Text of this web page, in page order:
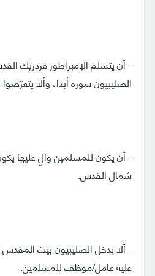
- أن يتسلم الإمبراطور فردريك
الصليبيون سوره أبدا، وألا
- أن يكون للمسلمين والٍ عليها
شمال القدس.
- ألا يدخل الصليبيون بيت المقدس
عليه عامل/موظف للمسلمين.